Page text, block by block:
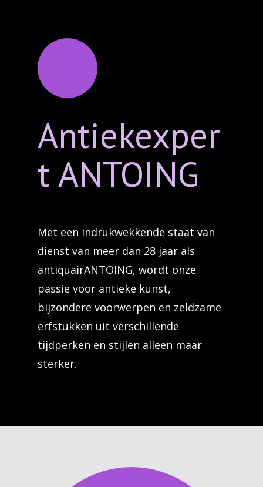
Antiekexper
t ANTOING
Met een indrukwekkende staat van
dienst van meer dan 28 jaar als
antiquairANTOING, wordt onze
passie voor antieke kunst,
bijzondere voorwerpen en zeldzame
erfstukken uit verschillende
tijdperken en stijlen alleen maar
sterker.